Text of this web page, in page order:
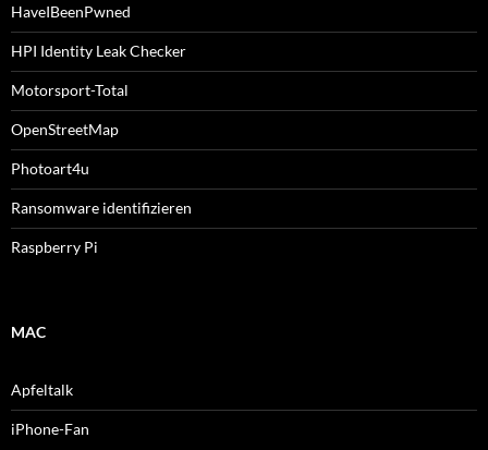
HaveIBeenPwned
HPI Identity Leak Checker
Motorsport-Total
OpenStreetMap
Photoart4u
Ransomware identifizieren
Raspberry Pi
MAC
Apfeltalk
iPhone-Fan